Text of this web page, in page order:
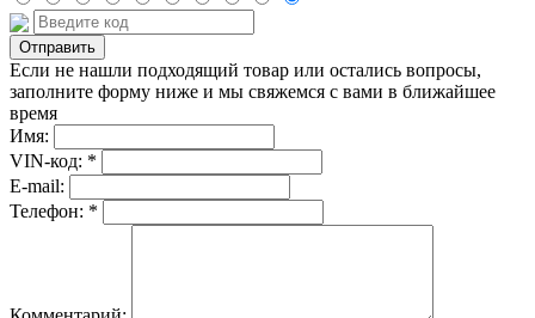
Если не нашли подходящий товар или остались вопросы,
заполните форму ниже и мы свяжемся с вами в ближайшее
время
Имя:
VIN-код: *
E-mail:
Телефон: *